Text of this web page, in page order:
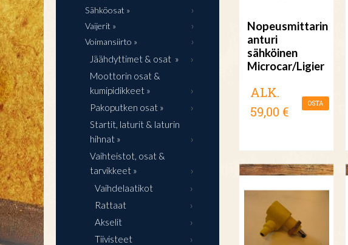
Sähköosat »
Vaijerit »
Voimansiirto »
Jäähdyttimet & osat »
Moottorin osat &
kumipidikkeet »
Pakoputken osat »
Startit, laturit & laturin
hihnat »
Vaihteistot, osat &
tarvikkeet »
Vaihdelaatikot
Rattaat
Akselit
Tiivisteet
Nopeusmittarin
anturi
sähköinen
Microcar/Ligier
ALK.
59,00 €
OSTA